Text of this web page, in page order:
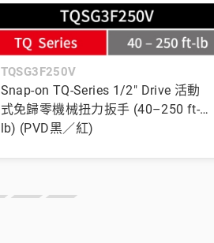
TQSG3F250V
Snap-on TQ-Series 1/2" Drive 活動
式免歸零機械扭力扳手 (40–250 ft-
lb) (PVD黑／紅)